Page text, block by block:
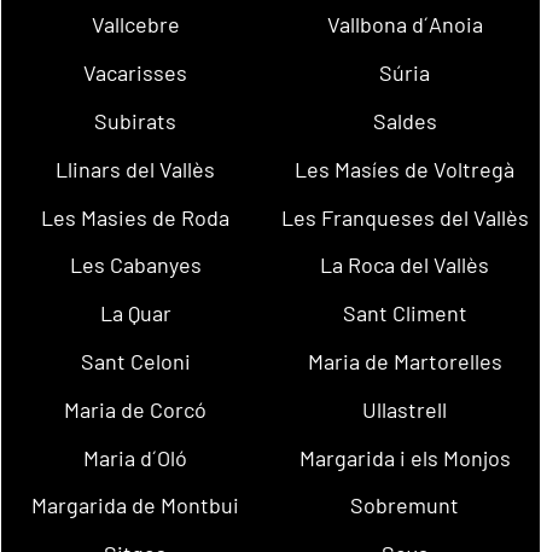
Vallcebre
Vallbona d´Anoia
Vacarisses
Súria
Subirats
Saldes
Llinars del Vallès
Les Masíes de Voltregà
Les Masies de Roda
Les Franqueses del Vallès
Les Cabanyes
La Roca del Vallès
La Quar
Sant Climent
Sant Celoni
Maria de Martorelles
Maria de Corcó
Ullastrell
Maria d´Oló
Margarida i els Monjos
Margarida de Montbui
Sobremunt